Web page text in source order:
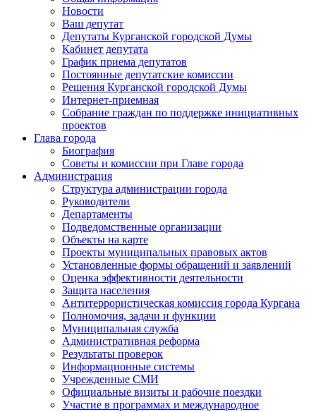
Новости
Ваш депутат
Депутаты Курганской городской Думы
Кабинет депутата
График приема депутатов
Постоянные депутатские комиссии
Решения Курганской городской Думы
Интернет-приемная
Собрание граждан по поддержке инициативных
проектов
Глава города
Биография
Советы и комиссии при Главе города
Администрация
Структура администрации города
Руководители
Департаменты
Подведомственные организации
Объекты на карте
Проекты муниципальных правовых актов
Установленные формы обращений и заявлений
Оценка эффективности деятельности
Защита населения
Антитеррористическая комиссия города Кургана
Полномочия, задачи и функции
Муниципальная служба
Административная реформа
Результаты проверок
Информационные системы
Учрежденные СМИ
Официальные визиты и рабочие поездки
Участие в программах и международное